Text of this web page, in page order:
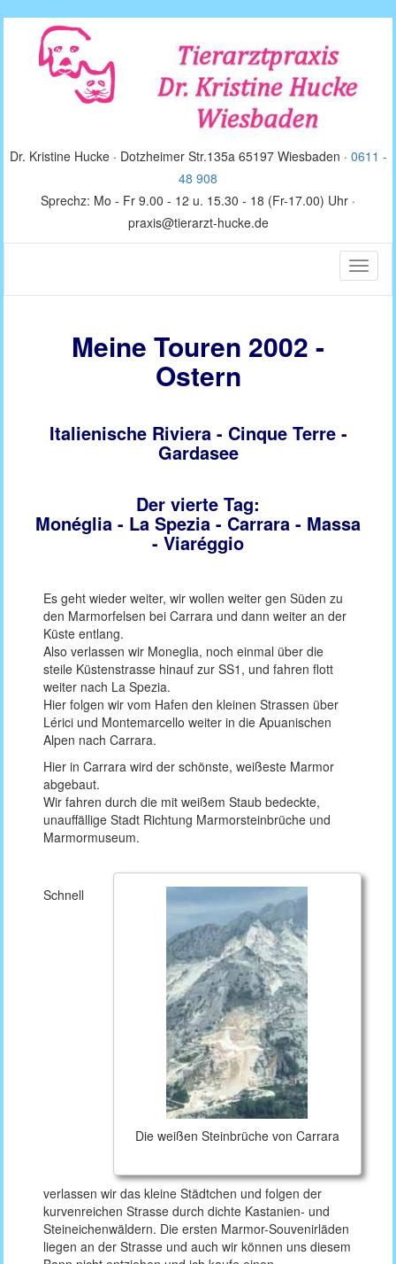
Dr. Kristine Hucke · Dotzheimer Str.135a 65197 Wiesbaden · 0611 -
48 908
Sprechz: Mo - Fr 9.00 - 12 u. 15.30 - 18 (Fr-17.00) Uhr ·
praxis@tierarzt-hucke.de
Toggle
Meine Touren 2002 -
Ostern
Italienische Riviera - Cinque Terre -
Gardasee
Der vierte Tag:
Monéglia - La Spezia - Carrara - Massa
- Viaréggio
Es geht wieder weiter, wir wollen weiter gen Süden zu
den Marmorfelsen bei Carrara und dann weiter an der
Küste entlang.
Also verlassen wir Moneglia, noch einmal über die
steile Küstenstrasse hinauf zur SS1, und fahren flott
weiter nach La Spezia.
Hier folgen wir vom Hafen den kleinen Strassen über
Lérici und Montemarcello weiter in die Apuanischen
Alpen nach Carrara.
Hier in Carrara wird der schönste, weißeste Marmor
abgebaut.
Wir fahren durch die mit weißem Staub bedeckte,
unauffällige Stadt Richtung Marmorsteinbrüche und
Marmormuseum.
Die weißen Steinbrüche von Carrara
Schnell
verlassen wir das kleine Städtchen und folgen der
kurvenreichen Strasse durch dichte Kastanien- und
Steineichenwäldern. Die ersten Marmor-Souvenirläden
liegen an der Strasse und auch wir können uns diesem